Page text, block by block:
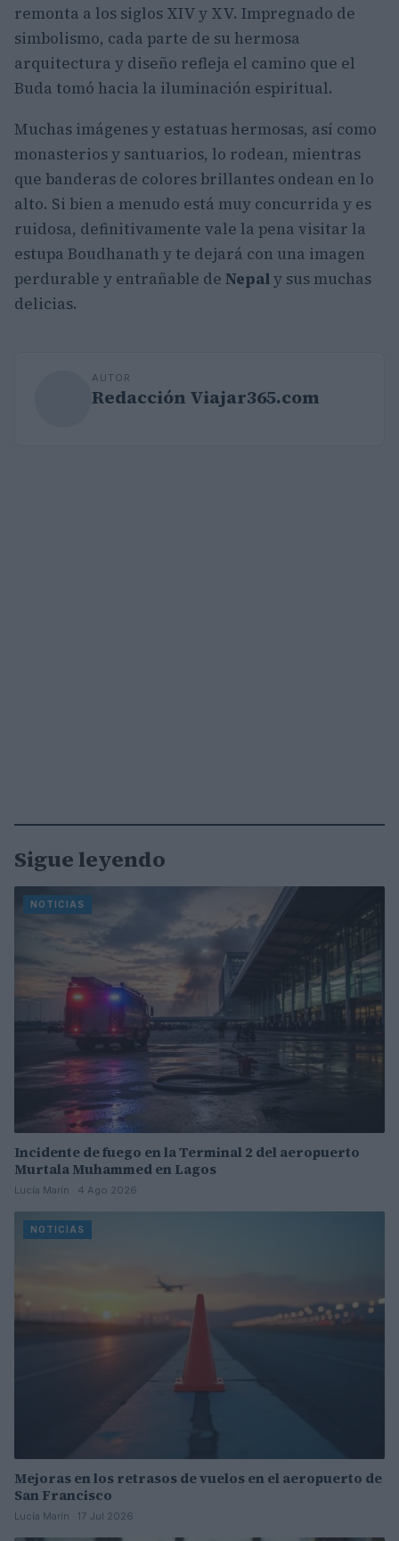
remonta a los siglos XIV y XV. Impregnado de
simbolismo, cada parte de su hermosa
arquitectura y diseño refleja el camino que el
Buda tomó hacia la iluminación espiritual.
Muchas imágenes y estatuas hermosas, así como
monasterios y santuarios, lo rodean, mientras
que banderas de colores brillantes ondean en lo
alto. Si bien a menudo está muy concurrida y es
ruidosa, definitivamente vale la pena visitar la
estupa Boudhanath y te dejará con una imagen
perdurable y entrañable de Nepaly sus muchas
delicias.
AUTOR
Redacción Viajar365.com
Sigue leyendo
NOTICIAS
Incidente de fuego en la Terminal 2 del aeropuerto
Murtala Muhammed en Lagos
Lucía Marín · 4 Ago 2026
NOTICIAS
Mejoras en los retrasos de vuelos en el aeropuerto de
San Francisco
Lucía Marín · 17 Jul 2026